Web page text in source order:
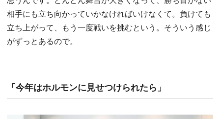
相手にも立ち向かっていかなければいけなくて。負けても
立ち上がって、もう一度戦いを挑むという。そういう感じ
がずっとあるので。
「今年はホルモンに見せつけられたら」